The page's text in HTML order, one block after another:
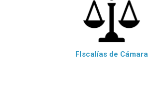
FIscalías de Cámara